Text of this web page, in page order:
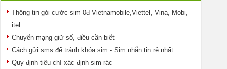
Thông tin gói cước sim 0đ Vietnamobile,Viettel, Vina, Mobi,
itel
Chuyển mạng giữ số, điều cần biết
Cách gửi sms để tránh khóa sim - Sim nhắn tin rẻ nhất
Quy định tiêu chí xác định sim rác